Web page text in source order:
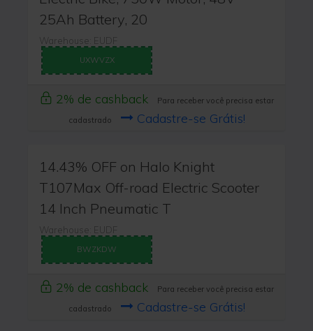
25Ah Battery, 20
Warehouse: EUDF
UXWVZX
2% de cashback
Para receber você precisa estar
cadastrado
Cadastre-se Grátis!
14.43% OFF on Halo Knight
T107Max Off-road Electric Scooter
14 Inch Pneumatic T
Warehouse: EUDF
BWZKDW
2% de cashback
Para receber você precisa estar
cadastrado
Cadastre-se Grátis!